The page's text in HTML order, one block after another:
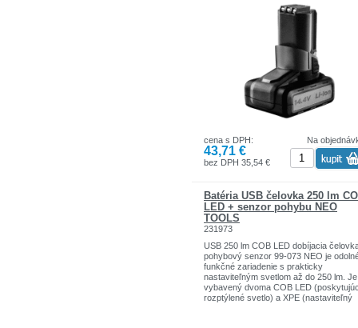
Na
cena s DPH:
43,71 €
bez DPH 35,54 €
Batéria USB čelovka 250 lm
LED + senzor pohybu NEO
TOOLS
231973
USB 250 lm COB LED dobíjacia
pohybový senzor 99-073 NEO je
funkčné zariadenie s prakticky
nastaviteľným svetlom až do 250 lm. Je
vybavený dvoma COB LED
rozptýlené svetlo) a XPE (nastaviteľný